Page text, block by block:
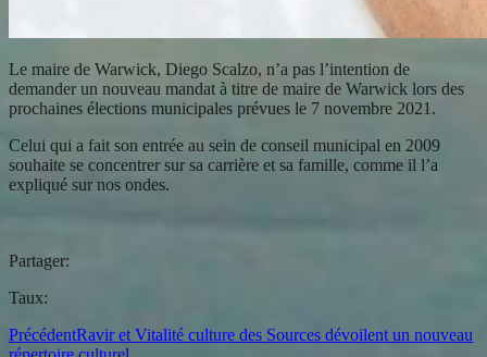
Le maire de Warwick, Diego Scalzo, n’a pas l’intention de
demander un nouveau mandat à titre de maire de Warwick lors des
prochaines élections municipales prévues le 7 novembre 2021.
Celui qui a fait son entrée au sein de conseil municipal en 2009
souhaite se concentrer sur sa carrière et sa famille, comme il l’a
expliqué sur nos ondes.
Partager:
Taux:
PrécédentRavir et Vitalité culture des Sources dévoilent un nouveau